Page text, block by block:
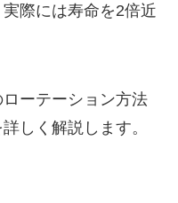
際には寿命を2倍近
ーテーション方法
しく解説します。